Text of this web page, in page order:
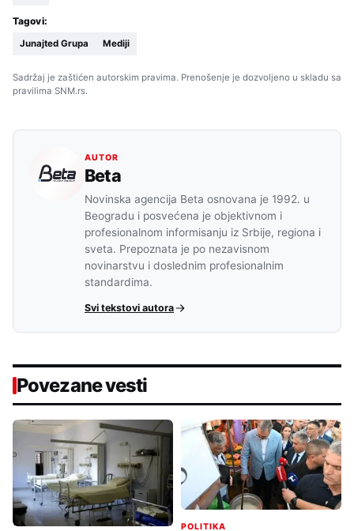
Tagovi:
Junajted Grupa Mediji
Sadržaj je zaštićen autorskim pravima. Prenošenje je dozvoljeno u skladu sa
pravilima SNM.rs.
AUTOR
Beta
Novinska agencija Beta osnovana je 1992. u
Beogradu i posvećena je objektivnom i
profesionalnom informisanju iz Srbije, regiona i
sveta. Prepoznata je po nezavisnom
novinarstvu i doslednim profesionalnim
standardima.
Svi tekstovi autora
Povezane vesti
POLITIKA